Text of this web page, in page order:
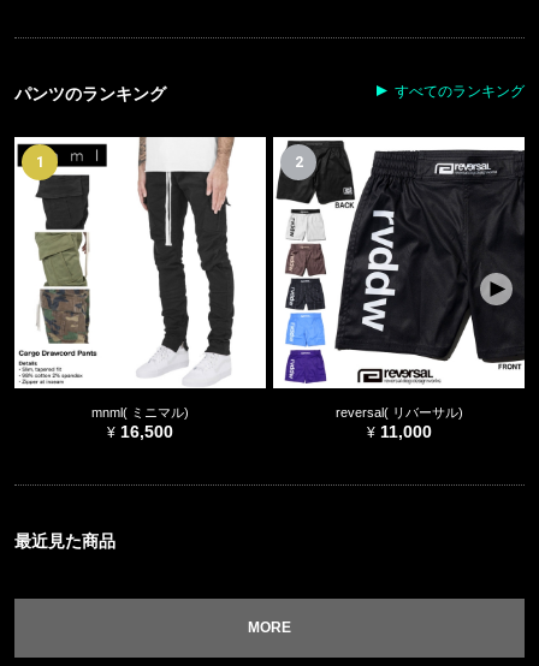
パンツのランキング すべてのランキング
1
mnml( ミニマル)
16,500
2
reversal( リバーサル)
11,000
最近見た商品
MORE